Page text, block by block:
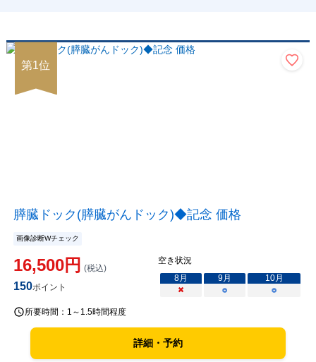
第1位
膵臓ドック(膵臓がんドック)◆記念 価格
画像診断Wチェック
16,500円 (税込)
150ポイント
空き状況
8月 9月 10月
×
○ ○
所要時間： 1～1.5時間程度
詳細・予約